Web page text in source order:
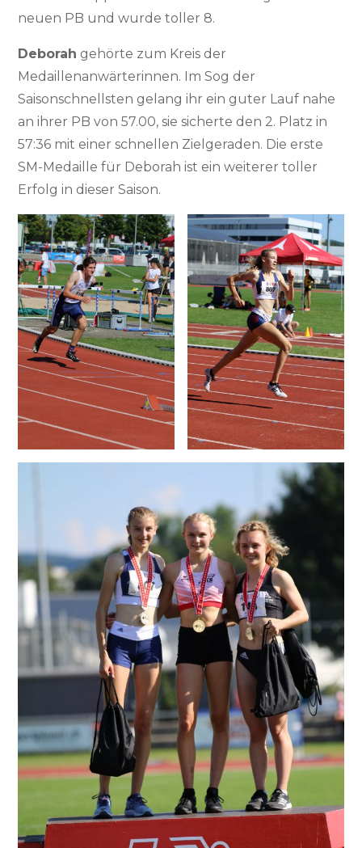
neuen PB und wurde toller 8.
Deborah gehörte zum Kreis der
Medaillenanwärterinnen. Im Sog der
Saisonschnellsten gelang ihr ein guter Lauf nahe
an ihrer PB von 57.00, sie sicherte den 2. Platz in
57:36 mit einer schnellen Zielgeraden. Die erste
SM-Medaille für Deborah ist ein weiterer toller
Erfolg in dieser Saison.